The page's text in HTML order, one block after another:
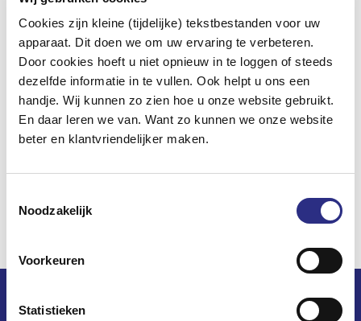
Cookies zijn kleine (tijdelijke) tekstbestanden voor uw
apparaat. Dit doen we om uw ervaring te verbeteren.
Door cookies hoeft u niet opnieuw in te loggen of steeds
dezelfde informatie in te vullen. Ook helpt u ons een
handje. Wij kunnen zo zien hoe u onze website gebruikt.
En daar leren we van. Want zo kunnen we onze website
beter en klantvriendelijker maken.
Noodzakelijk
Voorkeuren
Statistieken